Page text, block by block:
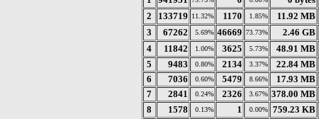
2
133719 11.32% 1170 1.85%
11.92 MB
3
67262 5.69% 46669 73.73% 2.46 GB
4 11842 1.00% 3625 5.73%
48.91 MB
5
9483 0.80% 2134 3.37%
22.84 MB
6
7036 0.60% 5479 8.66%
17.93 MB
7
2841 0.24% 2326 3.67% 378.00 MB
8 1578 0.13% 1 0.00%
759.23 KB